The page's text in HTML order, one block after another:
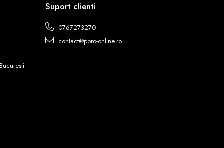
Suport clienti
0767273270
contact@poro-online.ro